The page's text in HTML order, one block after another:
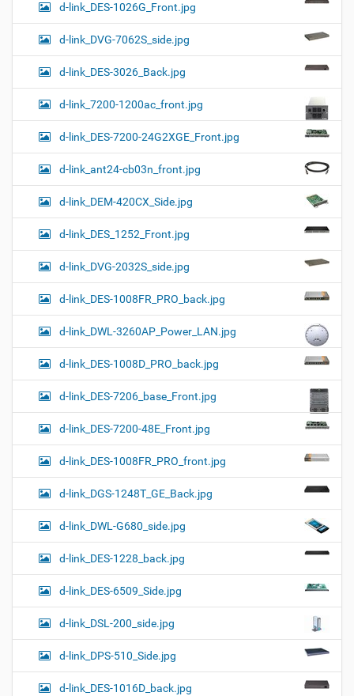
d-link_DES-1026G_Front.jpg
d-link_DVG-7062S_side.jpg
d-link_DES-3026_Back.jpg
d-link_7200-1200ac_front.jpg
d-link_DES-7200-24G2XGE_Front.jpg
d-link_ant24-cb03n_front.jpg
d-link_DEM-420CX_Side.jpg
d-link_DES_1252_Front.jpg
d-link_DVG-2032S_side.jpg
d-link_DES-1008FR_PRO_back.jpg
d-link_DWL-3260AP_Power_LAN.jpg
d-link_DES-1008D_PRO_back.jpg
d-link_DES-7206_base_Front.jpg
d-link_DES-7200-48E_Front.jpg
d-link_DES-1008FR_PRO_front.jpg
d-link_DGS-1248T_GE_Back.jpg
d-link_DWL-G680_side.jpg
d-link_DES-1228_back.jpg
d-link_DES-6509_Side.jpg
d-link_DSL-200_side.jpg
d-link_DPS-510_Side.jpg
d-link_DES-1016D_back.jpg